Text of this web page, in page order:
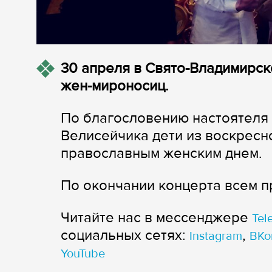
30 апреля в Свято-
жен-мироносиц.
По благословению
Велисейчика дети из
православным женским днем.
По окончании концерта всем
Читайте нас в мессенджере
cоциальных сетях: Instagram,
YouTube